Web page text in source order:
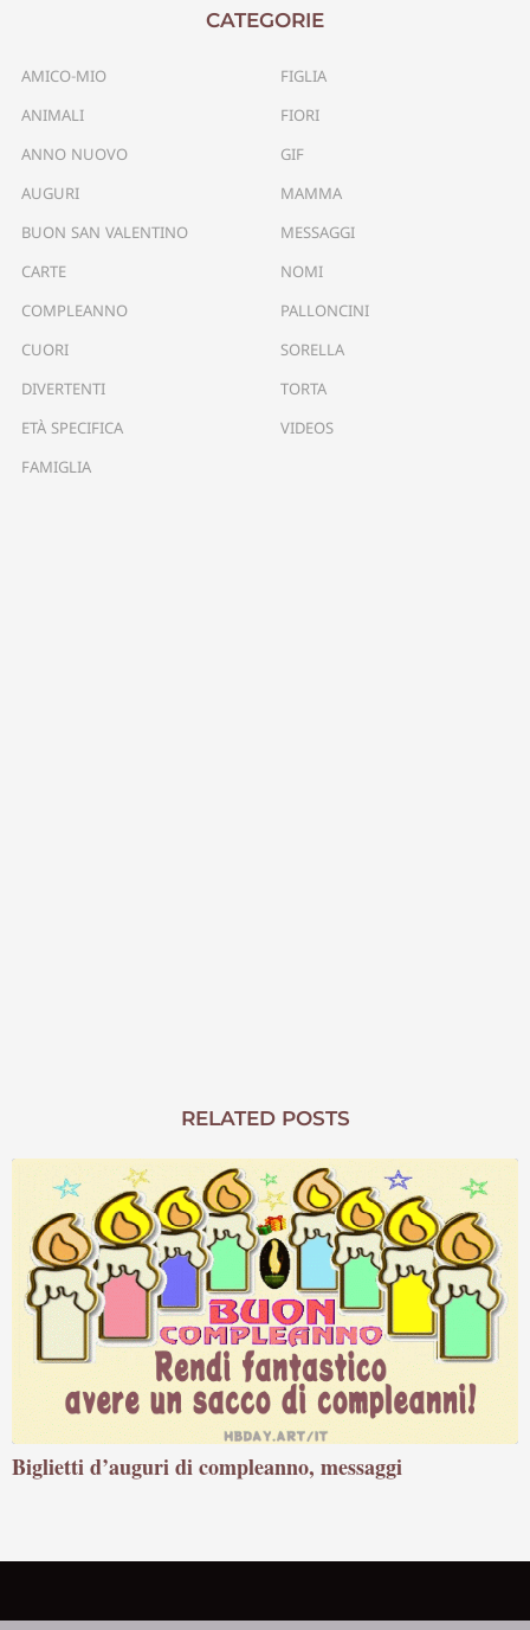
CATEGORIE
AMICO-MIO
ANIMALI
ANNO NUOVO
AUGURI
BUON SAN VALENTINO
CARTE
COMPLEANNO
CUORI
DIVERTENTI
ETÀ SPECIFICA
FAMIGLIA
FIGLIA
FIORI
GIF
MAMMA
MESSAGGI
NOMI
PALLONCINI
SORELLA
TORTA
VIDEOS
RELATED POSTS
Biglietti d’auguri di compleanno, messaggi